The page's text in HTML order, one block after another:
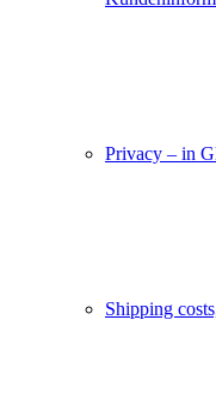
Privacy – in
Shipping